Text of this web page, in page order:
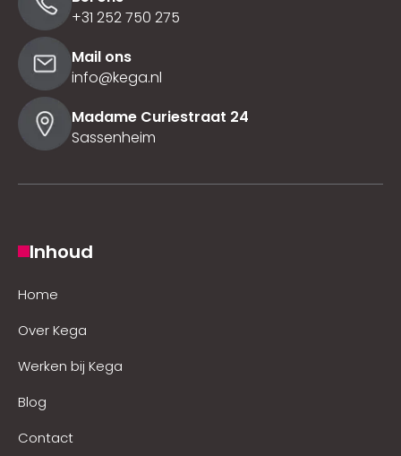
+31 252 750 275
Mail ons
info@kega.nl
Madame Curiestraat 24
Sassenheim
Inhoud
Home
Over Kega
Werken bij Kega
Blog
Contact